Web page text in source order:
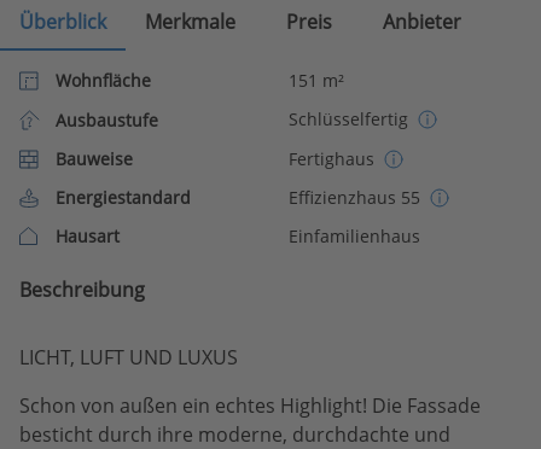
Überblick Merkmale Preis Anbieter
Wohnfläche
151 m²
Ausbaustufe
Schlüsselfertig
Bauweise
Fertighaus
Energiestandard
Effizienzhaus 55
Hausart
Einfamilienhaus
Beschreibung
LICHT, LUFT UND LUXUS
Schon von außen ein echtes Highlight! Die Fassade
besticht durch ihre moderne, durchdachte und